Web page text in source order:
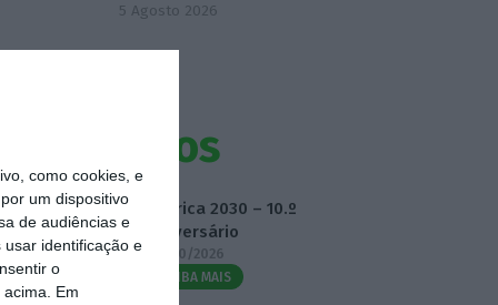
como cookies, e
um dispositivo
de audiências e
identificação e
o
Em
5 Agosto 2026
Eventos
Fábrica 2030 – 10.º
Aniversário
14/10/2026
SAIBA MAIS